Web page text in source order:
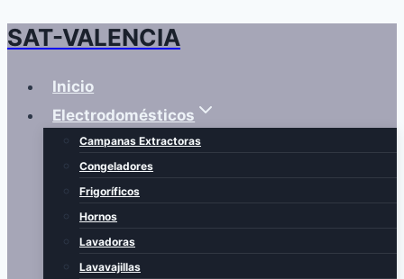
Saltar
contenido
SAT-VALENCIA
Inicio
Electrodomésticos
Campanas Extractoras
Congeladores
Frigoríficos
Hornos
Lavadoras
Lavavajillas